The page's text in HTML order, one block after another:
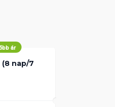
ár
(8 nap/7